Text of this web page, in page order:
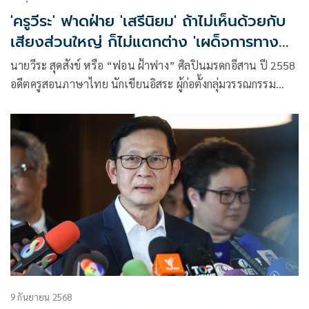
'ครูวีระ' ฟาดฝ่าย 'เสรีนิยม' ถ้าไม่เห็นด้วยกับ
เสียงส่วนใหญ่ ก็ไม่แตกต่าง 'เผด็จการทาง
ความคิด'
นายวีระ สุดสังข์ หรือ “ฟอน ฝ้าฟาง” ศิลปินมรดกอีสาน ปี 2558
อดีตครูสอนภาษาไทย นักเขียนอิสระ ผู้ก่อตั้งกลุ่มวรรณกรรม
9 กันยายน 2568